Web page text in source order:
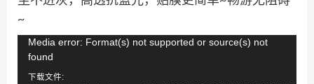
~
视
频
Media error: Format(s) not supported or source(s) not
found
下载文件: